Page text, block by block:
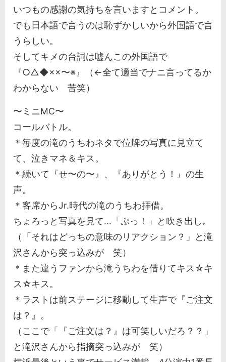
いつもの感謝の気持ちを言いますとコメント。
でも日本語で言うのは恥ずかしいから外国語で言
うらしい。
そしてキメの台詞は嘘んこの外国語で
『○△◆××〜※』（←全て適当でナニ言ってるか
わからない 苦笑）
〜ミニMC〜
コールバトル。
＊毎度の滝のうちわネタで位牌の写真に見立て
て、泣きマネ＆キス。
＊続いて『せ〜の〜』、『ありがとう！』の生
声。
＊客席からJr.時代の滝のうちわ拝借。
ちょろっと写真を見て...「ぷっ！」と吹き出し。
（「それはどっちの意味のリアクション？」と滝
沢さんから突っ込みが 笑）
＊また違うファンから滝うちわを借りてキス☆キ
ス☆キス。
＊ラストは前ステージに移動して生声で『ご注文
は？』。
（ここで「『ご注文は？』は可笑しいだろ？？」
と滝沢さんから指摘突っ込みが 笑）